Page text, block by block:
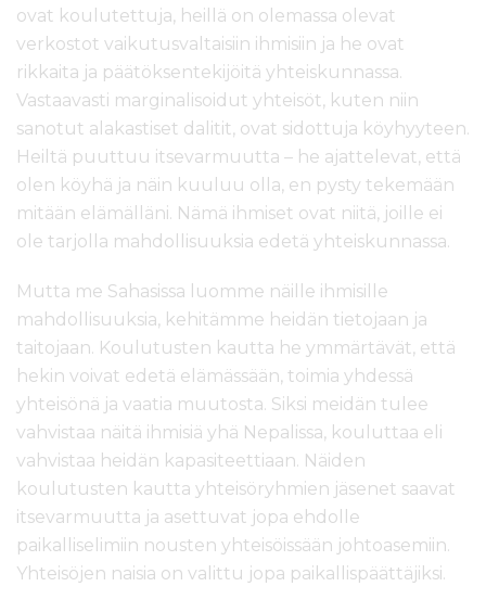
ovat koulutettuja, heillä on olemassa olevat
verkostot vaikutusvaltaisiin ihmisiin ja he ovat
rikkaita ja päätöksentekijöitä yhteiskunnassa.
Vastaavasti marginalisoidut yhteisöt, kuten niin
sanotut alakastiset dalitit, ovat sidottuja köyhyyteen.
Heiltä puuttuu itsevarmuutta – he ajattelevat, että
olen köyhä ja näin kuuluu olla, en pysty tekemään
mitään elämälläni. Nämä ihmiset ovat niitä, joille ei
ole tarjolla mahdollisuuksia edetä yhteiskunnassa.
Mutta me Sahasissa luomme näille ihmisille
mahdollisuuksia, kehitämme heidän tietojaan ja
taitojaan. Koulutusten kautta he ymmärtävät, että
hekin voivat edetä elämässään, toimia yhdessä
yhteisönä ja vaatia muutosta. Siksi meidän tulee
vahvistaa näitä ihmisiä yhä Nepalissa, kouluttaa eli
vahvistaa heidän kapasiteettiaan. Näiden
koulutusten kautta yhteisöryhmien jäsenet saavat
itsevarmuutta ja asettuvat jopa ehdolle
paikalliselimiin nousten yhteisöissään johtoasemiin.
Yhteisöjen naisia on valittu jopa paikallispäättäjiksi.